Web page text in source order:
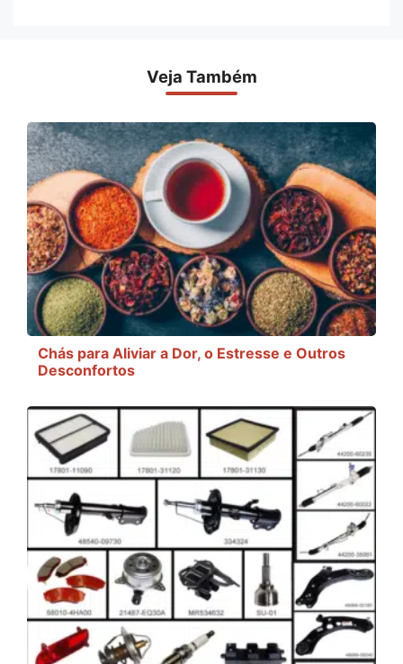
Veja Também
Chás para Aliviar a Dor, o Estresse e Outros
Desconfortos